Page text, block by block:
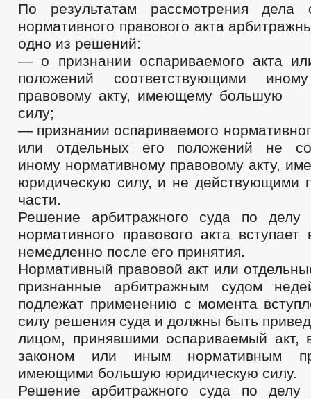
По результатам рассмотрения дела
нормативного правового акта
одно из решений:
— о признании оспариваемого акта
положений соответствующими
правовому акту, имеющему
силу;
— признании оспариваемого
или отдельных его положений не
иному нормативному правовому акту,
юридическую силу, и не действующими
части.
Решение арбитражного суда по делу
нормативного правового акта
немедленно после его принятия.
Нормативный правовой акт или
признанные арбитражным судом
подлежат применению с момента
силу решения суда и должны быть
лицом, принявшими оспариваемый акт,
законом или иным нормативным
имеющими большую юридическую силу.
Решение арбитражного суда по делу